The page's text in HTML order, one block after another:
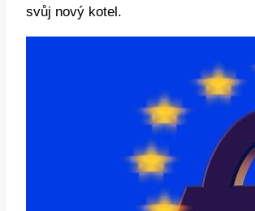
svůj nový kotel.